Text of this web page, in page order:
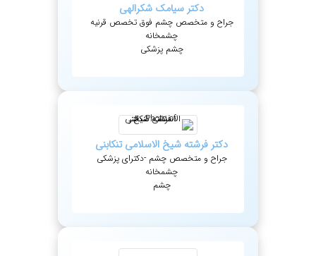
دکترسیامک شکرالهی
جراح و متخصص چشم فوق تخصص قرنیه
چشمخانه
چشم پزشکی
دکترفرشته شیخ الاسلامی تنکابنی
جراح و متخصص چشم -دکترای پزشکی
چشمخانه
چشم